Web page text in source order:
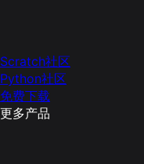
Scratch社区
Python社区
免费下载
更多产品